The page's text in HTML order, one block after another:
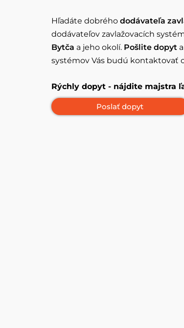
Hľadáte dobréhododávateľa
dodávateľov zavlažovacích
Bytča a jeho okolí. Pošlite dopyt
systémov Vás budú kontaktovať
Rýchly dopyt - nájdite majstra